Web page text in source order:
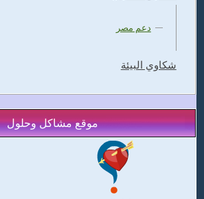
دعم مصر
شكاوي البيئة
موقع مشاكل وحلول